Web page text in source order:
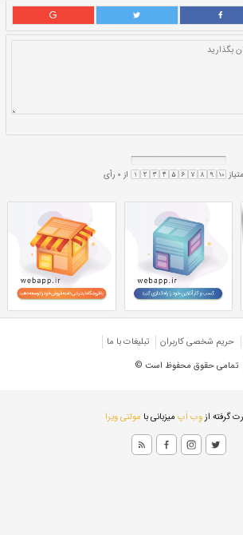
پروفیل ساختمانی 2 میل
پروفیل ۲۰*۲۰ ساختمانی
پروفیل تهران
حريم شخصی كاربران
تبليغات با ما
تمامی حقوق محفوظ است ©
گرفته ازوِب اَپ میزبانی با مولتی ویرا